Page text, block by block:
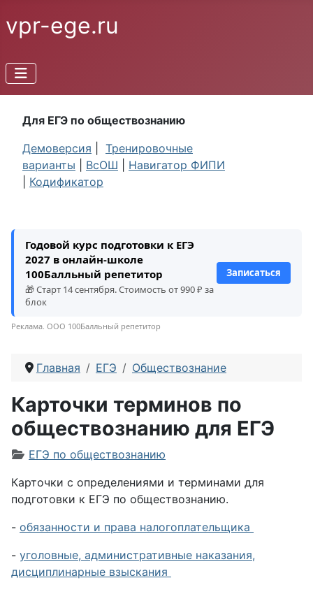
vpr-ege.ru
Для ЕГЭ по обществознанию
Демоверсия
Тренировочные
варианты
ВсОШ
Навигатор ФИПИ
Кодификатор
Годовой курс подготовки к ЕГЭ
2027 в онлайн-школе
100Балльный репетитор
🎁 Старт 14 сентября. Стоимость от 990 ₽ за
блок
Записаться
Реклама. ООО 100Балльный репетитор
Главная ЕГЭ Обществознание
Карточки терминов по
обществознанию для ЕГЭ
Информация о материале
ЕГЭ по обществознанию
Карточки с определениями и терминами для
подготовки к ЕГЭ по обществознанию.
- oбязанности и права налогоплательщика
- уголовные, административные наказания,
дисциплинарные взыскания